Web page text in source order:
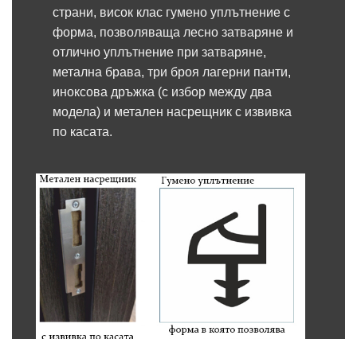
страни, висок клас гумено уплътнение с
форма, позволяваща лесно затваряне и
отлично уплътнение при затваряне,
метална брава, три броя лагерни панти,
иноксова дръжка (с избор между два
модела) и метален насрещник с извивка
по касата.